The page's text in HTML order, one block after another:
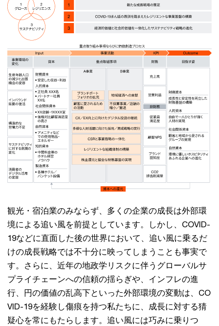
観光・宿泊業のみならず、多くの企業の成長は外部環
境による追い風を前提としています。しかし、COVID-
19などに直面した後の世界において、追い風に乗るだ
けの成長戦略では不十分に映ってしまうことも事実で
す。さらに、近年の地政学リスクに伴うグローバルサ
プライチェーンへの信頼の揺らぎや、インフレの進
行、円の価値の乱高下といった外部環境の変動は、CO
VID-19を経験し傷痕を持つ私たちに、成長に対する猜
疑心を常にもたらします。追い風には巧みに乗りつ